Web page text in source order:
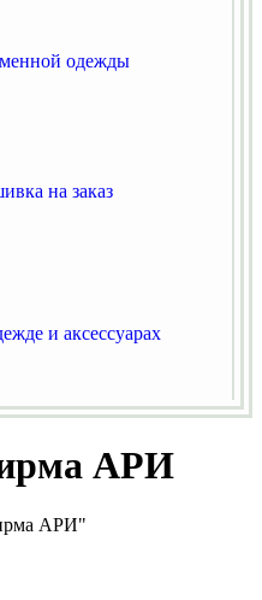
одежды
на заказ
и аксессуарах
АРИ
АРИ"